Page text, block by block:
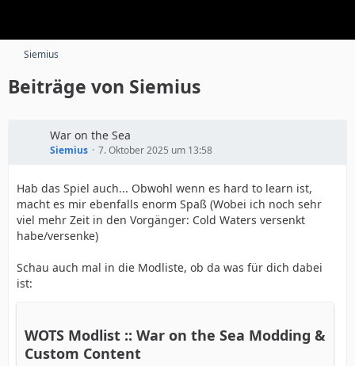
Siemius
Beiträge von Siemius
War on the Sea
Siemius 7. Oktober 2025 um 13:58
Hab das Spiel auch... Obwohl wenn es hard to learn ist,
macht es mir ebenfalls enorm Spaß (Wobei ich noch sehr
viel mehr Zeit in den Vorgänger: Cold Waters versenkt
habe/versenke)
Schau auch mal in die Modliste, ob da was für dich dabei
ist:
WOTS Modlist :: War on the Sea Modding &
Custom Content